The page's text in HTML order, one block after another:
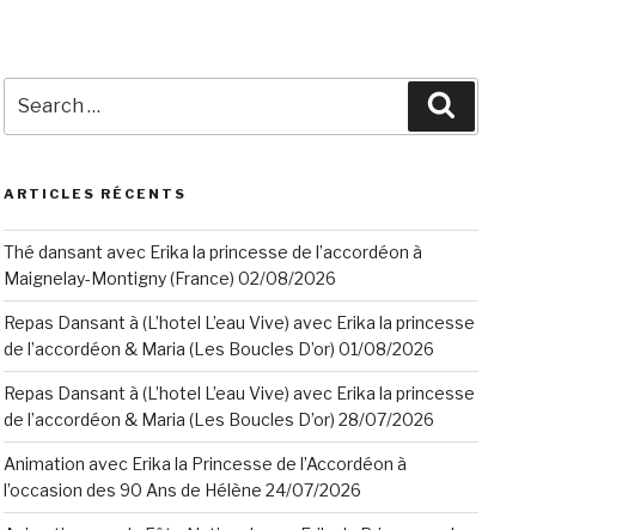
for:
ARTICLES RÉCENTS
Thé dansant avec Erika la princesse de l’accordéon à
Maignelay-Montigny (France) 02/08/2026
Repas Dansant à (L’hotel L’eau Vive) avec Erika la princesse
de l’accordéon & Maria (Les Boucles D’or) 01/08/2026
Repas Dansant à (L’hotel L’eau Vive) avec Erika la princesse
de l’accordéon & Maria (Les Boucles D’or) 28/07/2026
Animation avec Erika la Princesse de l’Accordéon à
l’occasion des 90 Ans de Hélène 24/07/2026